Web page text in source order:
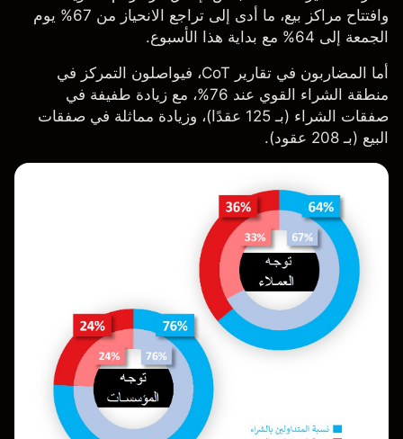
وافتتاح مراكز بيع، ما أدى إلى تراجع الانحياز من 67% يوم
الجمعة إلى 64% مع بداية هذا الأسبوع.
أما المضاربون في تقارير CoT، فيواصلون التمركز في
منطقة الشراء القوي عند 76%، مع زيادة طفيفة في
صفقات الشراء (بـ 125 عقدًا)، وزيادة مماثلة في صفقات
البيع (بـ 208 عقود).